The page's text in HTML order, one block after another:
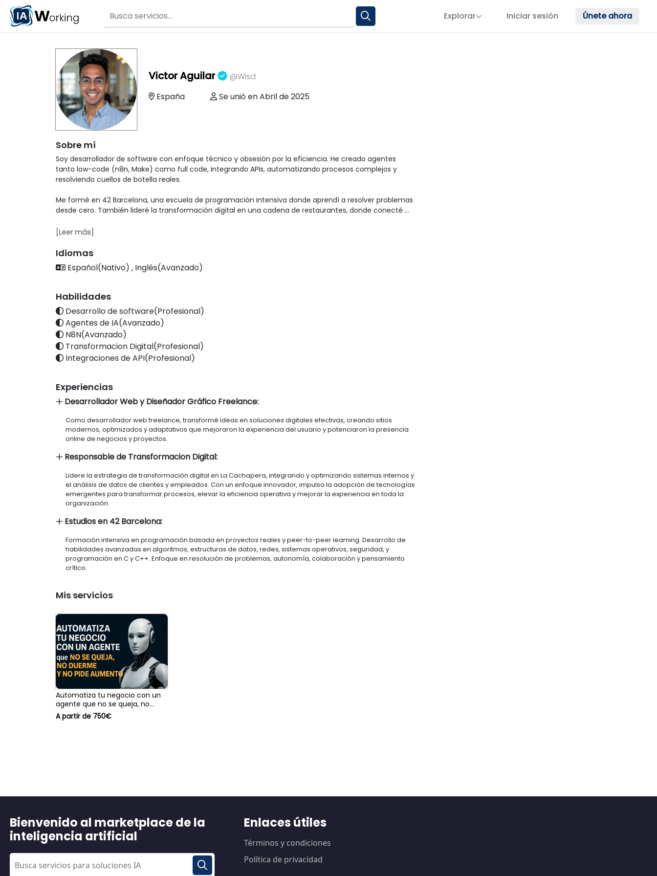
Explorar Iniciar sesión Únete ahora
Victor Aguilar
@Wisd
España
Se unió en Abril de 2025
Sobre mí
Soy desarrollador de software con enfoque técnico y obsesión por la eficiencia. He creado agentes
tanto low-code (n8n, Make) como full code, integrando APIs, automatizando procesos complejos y
resolviendo cuellos de botella reales.
Me formé en 42 Barcelona, una escuela de programación intensiva donde aprendí a resolver problemas
desde cero. También lideré la transformación digital en una cadena de restaurantes, donde conecté
construir, conectar y automatizar (con foco en resultados), cuenta conmigo :)
[Leer más]
Idiomas
Español(Nativo) , Inglés(Avanzado)
Habilidades
Desarrollo de software(Profesional)
Agentes de IA(Avanzado)
N8N(Avanzado)
Transformacion Digital(Profesional)
Integraciones de API(Profesional)
Experiencias
Desarrollador Web y Diseñador Gráfico Freelance:
Como desarrollador web freelance, transformé ideas en soluciones digitales efectivas, creando sitios
modernos, optimizados y adaptativos que mejoraron la experiencia del usuario y potenciaron la presencia
online de negocios y proyectos.
Responsable de Transformacion Digital:
Lidere la estrategia de transformación digital en La Cachapera, integrando y optimizando sistemas internos y
el análisis de datos de clientes y empleados. Con un enfoque innovador, impulso la adopción de tecnologías
emergentes para transformar procesos, elevar la eficiencia operativa y mejorar la experiencia en toda la
organización.
Estudios en 42 Barcelona:
Formación intensiva en programación basada en proyectos reales y peer-to-peer learning. Desarrollo de
habilidades avanzadas en algoritmos, estructuras de datos, redes, sistemas operativos, seguridad, y
programación en C y C++. Enfoque en resolución de problemas, autonomía, colaboración y pensamiento
crítico.
Mis servicios
Automatiza tu negocio con un
agente que no se queja, no
duerme y no pide aumento
A partir de 750€
Bienvenido al marketplace de la
inteligencia artificial
Enlaces útiles
Términos y condiciones
Política de privacidad